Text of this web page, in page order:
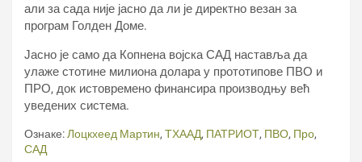
али за сада није јасно да ли је директно везан за
програм Голден Доме.
Јасно је само да Копнена војска САД наставља да
улаже стотине милиона долара у прототипове ПВО и
ПРО, док истовремено финансира производњу већ
уведених система.
Ознаке: Лоцкхеед Мартин, ТХААД, ПАТРИОТ, ПВО, Про,
САД